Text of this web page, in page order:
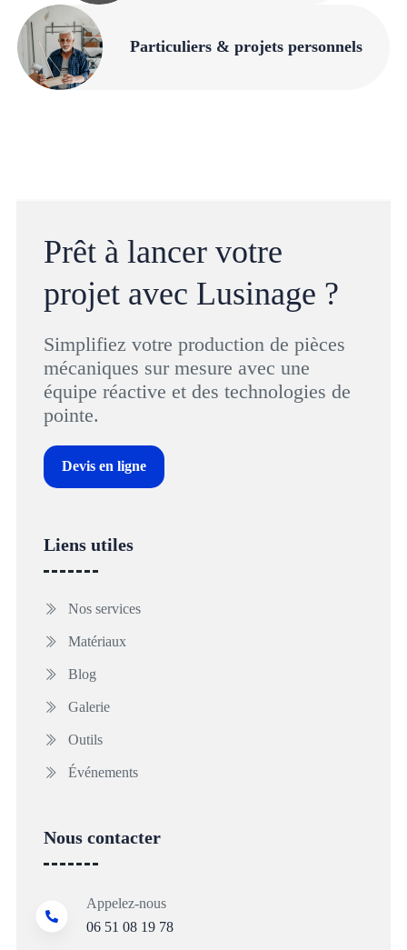
Particuliers & projets personnels
Prêt à lancer votre
projet avec Lusinage ?
Simplifiez votre production de pièces
mécaniques sur mesure avec une
équipe réactive et des technologies de
pointe.
Devis en ligne
Liens utiles
Nos services
Matériaux
Blog
Galerie
Outils
Événements
Nous contacter
Appelez-nous
06 51 08 19 78